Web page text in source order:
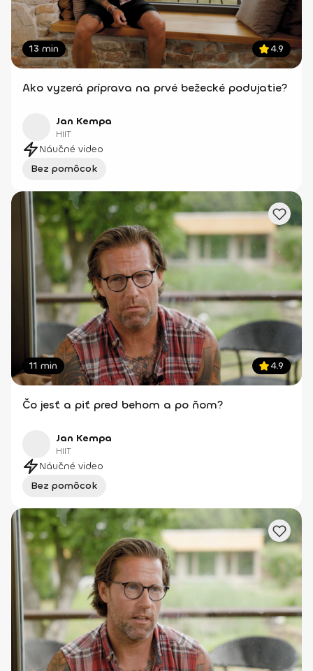
13 min 4.9
Ako vyzerá príprava na prvé bežecké podujatie?
Jan Kempa
HIIT
Náučné video
Bez pomôcok
11 min 4.9
Čo jesť a piť pred behom a po ňom?
Jan Kempa
HIIT
Náučné video
Bez pomôcok